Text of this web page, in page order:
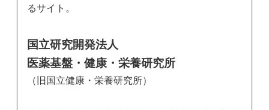
るサイト。
国立研究開発法人
医薬基盤・健康・栄養研究所
（旧国立健康・栄養研究所）